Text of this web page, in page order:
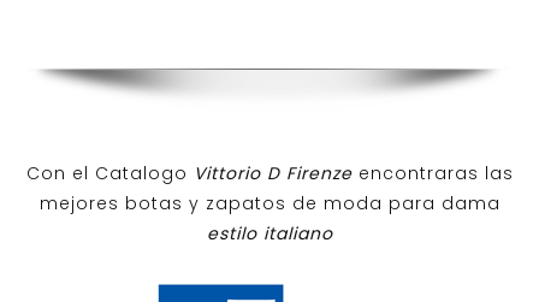
Con el Catalogo Vittorio D Firenzeencontraras las
mejores botas y zapatos de moda para dama
estilo italiano